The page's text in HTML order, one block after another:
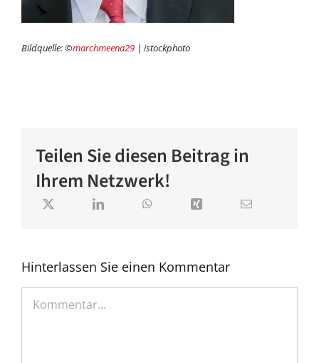
Bildquelle: ©marchmeena29| istockphoto
Teilen Sie diesen Beitrag in
Ihrem Netzwerk!
Hinterlassen Sie einen Kommentar
Kommentar